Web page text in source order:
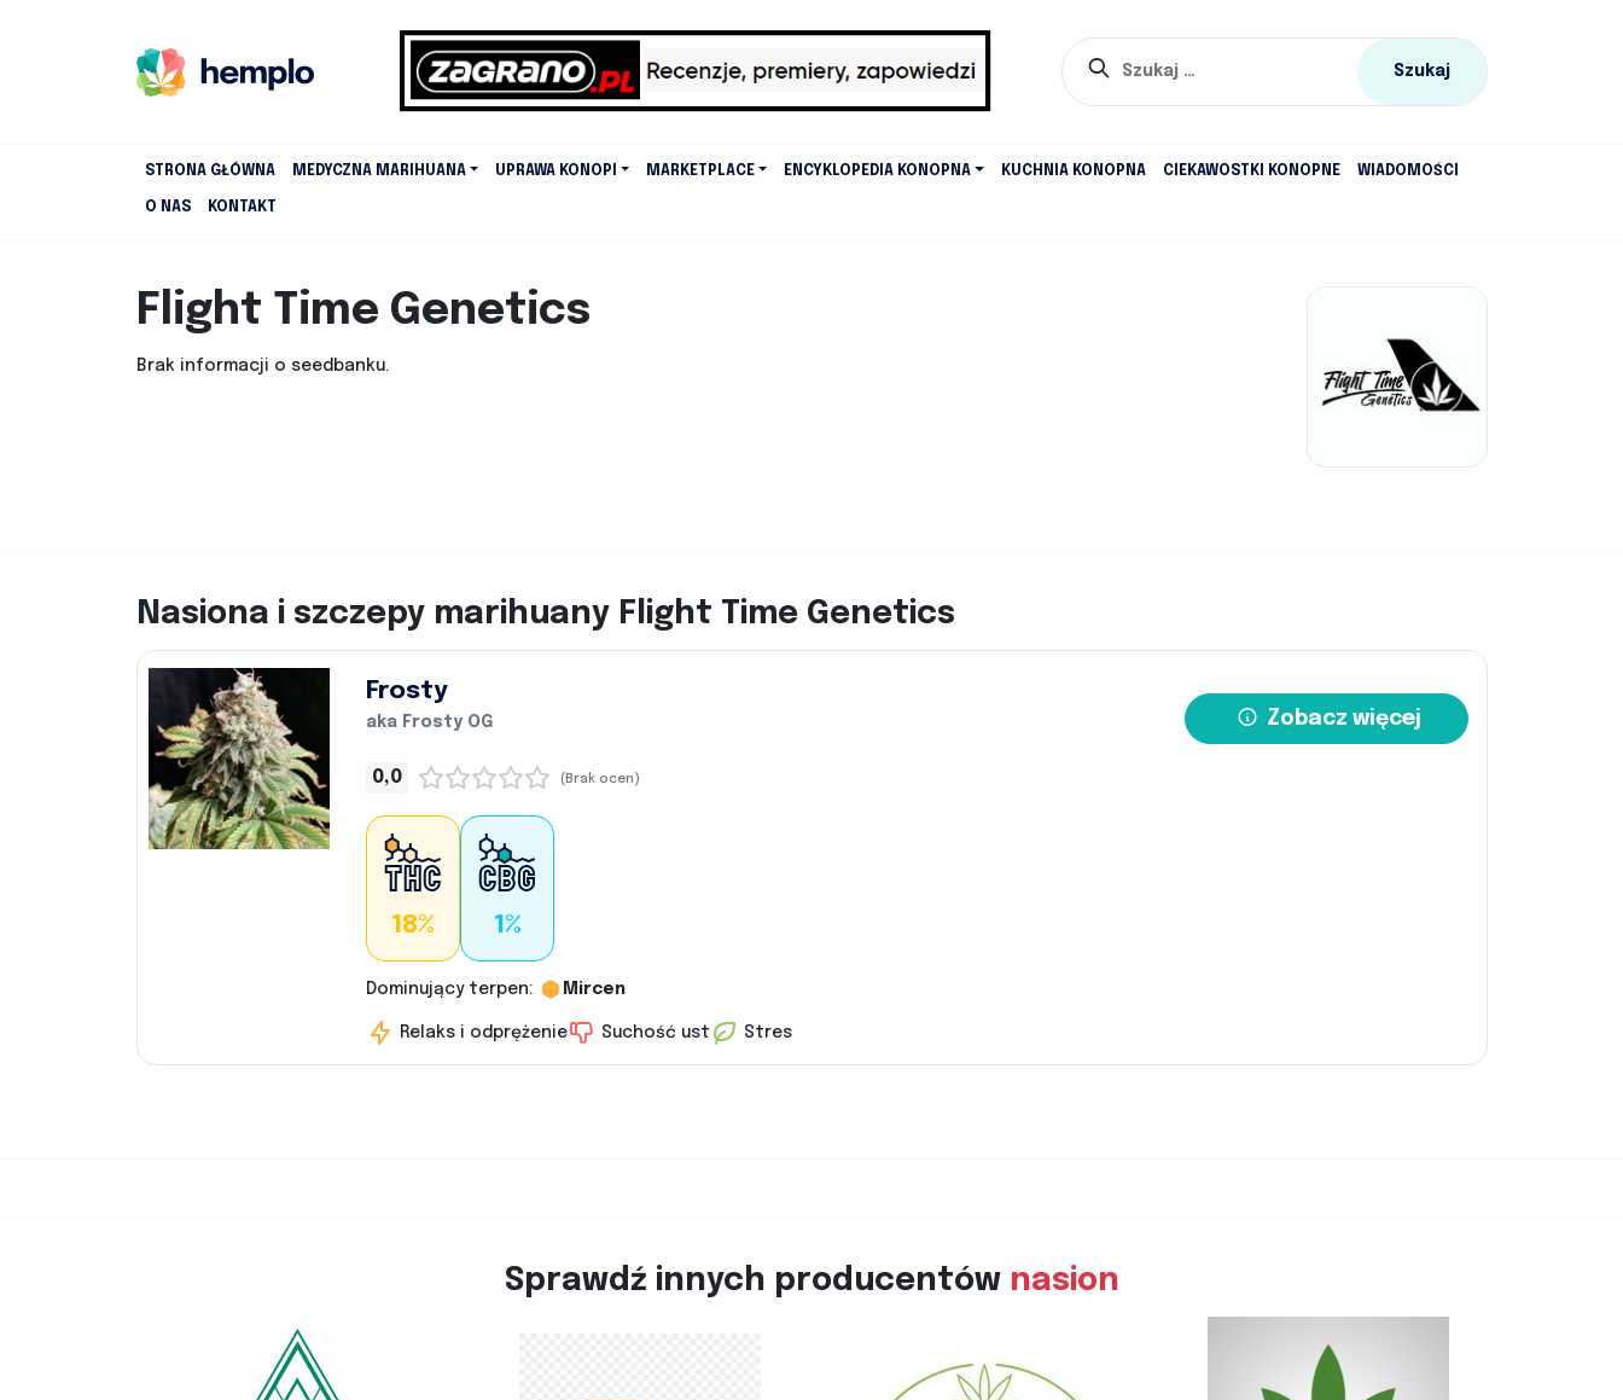
STRONA GŁÓWNA MEDYCZNA MARIHUANA UPRAWA KONOPI MARKETPLACE ENCYKLOPEDIA KONOPNA KUCHNIA KONOPNA CIEKAWOSTKI KONOPNE WIADOMOŚCI
O NAS KONTAKT
Flight Time Genetics
Brak informacji o seedbanku.
Nasiona i szczepy marihuany Flight Time Genetics
Frosty
aka Frosty OG
0,0 (Brak ocen)
18% 1%
Dominujący terpen: Mircen
Relaks i odprężenie Suchość ust Stres
Zobacz więcej
Sprawdź innych producentów nasion